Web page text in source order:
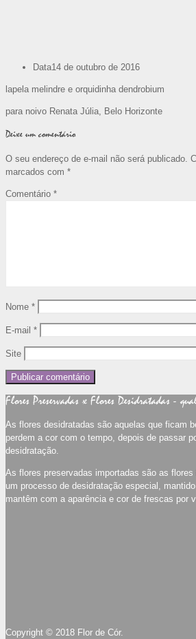
Data14 de outubro de 2016
lapela melindre e orquidinha dendrobium
para noivo Renata Júlia, Belo Horizonte
Deixe um comentário
O seu endereço de e-mail não será publicado.
marcados com *
Comentário *
Nome *
E-mail *
Site
Flores Preservadas x Flores Desidratadas -
As flores desidratadas são aquelas que ficam
perdem a cor com o tempo, depois de passar
desidratação.
As flores preservadas importadas são as
um processo de desidratação especial,
mantêm com a aparência e cor de frescas por
Copyright © 2018 Flor de Cór.